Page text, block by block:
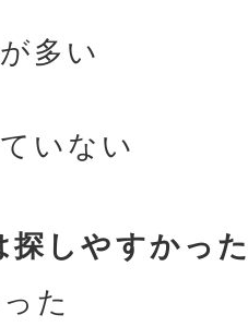
多い
いない
探しやすかっ
た